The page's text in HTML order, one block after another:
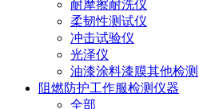
耐摩擦耐洗仪
柔韧性测试仪
冲击试验仪
光泽仪
油漆涂料漆膜其他检测
阻燃防护工作服检测仪器
全部